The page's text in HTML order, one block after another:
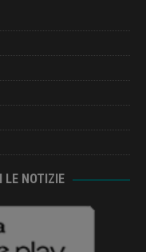
LE NOTIZIE